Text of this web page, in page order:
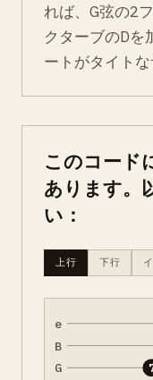
れば、G弦の2
クターブのDを
ートがタイトな
このコード
あります。
い：
上行 下行
e
B
G